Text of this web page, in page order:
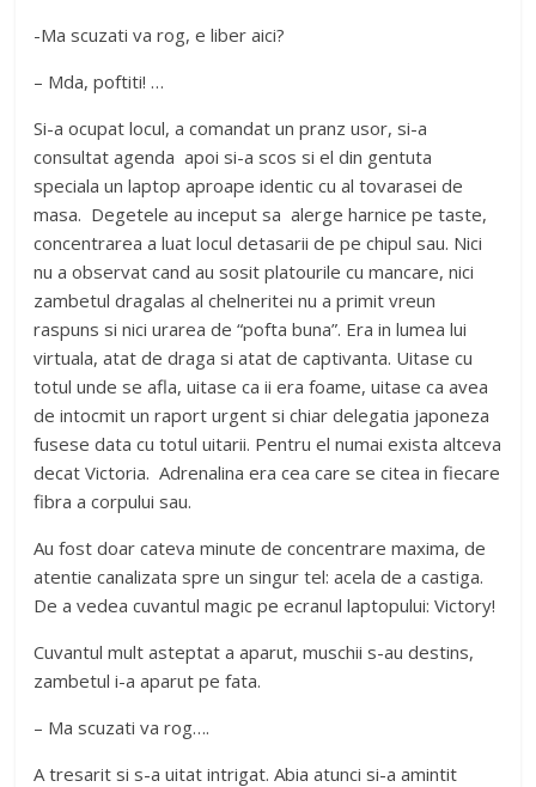
-Ma scuzati va rog, e liber aici?
– Mda, poftiti! …
Si-a ocupat locul, a comandat un pranz usor, si-a
consultat agenda apoi si-a scos si el din gentuta
speciala un laptop aproape identic cu al tovarasei de
masa. Degetele au inceput sa alerge harnice pe taste,
concentrarea a luat locul detasarii de pe chipul sau. Nici
nu a observat cand au sosit platourile cu mancare, nici
zambetul dragalas al chelneritei nu a primit vreun
raspuns si nici urarea de “pofta buna”. Era in lumea lui
virtuala, atat de draga si atat de captivanta. Uitase cu
totul unde se afla, uitase ca ii era foame, uitase ca avea
de intocmit un raport urgent si chiar delegatia japoneza
fusese data cu totul uitarii. Pentru el numai exista altceva
decat Victoria. Adrenalina era cea care se citea in fiecare
fibra a corpului sau.
Au fost doar cateva minute de concentrare maxima, de
atentie canalizata spre un singur tel: acela de a castiga.
De a vedea cuvantul magic pe ecranul laptopului: Victory!
Cuvantul mult asteptat a aparut, muschii s-au destins,
zambetul i-a aparut pe fata.
– Ma scuzati va rog….
A tresarit si s-a uitat intrigat. Abia atunci si-a amintit